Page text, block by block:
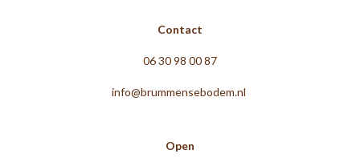
Contact
06 30 98 00 87
info@brummensebodem.nl
Open